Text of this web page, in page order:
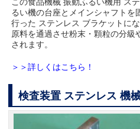
るい機の台座とメインシャフトを
行った ステンレス ブラケットに
原料を通過させ粉末・顆粒の分級
されます。
＞＞詳しくはこちら！
検査装置 ステンレス 機